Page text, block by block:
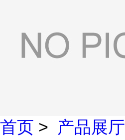
首页 > 产品展厅